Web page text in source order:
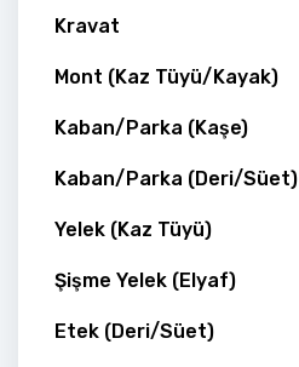
Kravat
Mont (Kaz Tüyü/Kayak)
Kaban/Parka (Kaşe)
Kaban/Parka (Deri/Süet)
Yelek (Kaz Tüyü)
Şişme Yelek (Elyaf)
Etek (Deri/Süet)